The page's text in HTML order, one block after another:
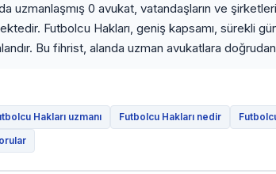
uzmanlaşmış 0 avukat, vatandaşların ve
Futbolcu Hakları, geniş kapsamı, sürekli
Bu fihrist, alanda uzman avukatlara doğrudan
Hakları uzmanı Futbolcu Hakları nedir